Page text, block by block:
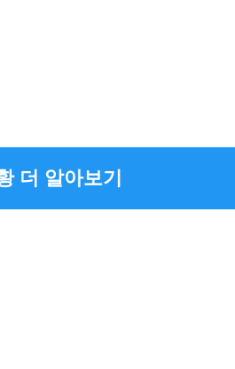
더 알아보기